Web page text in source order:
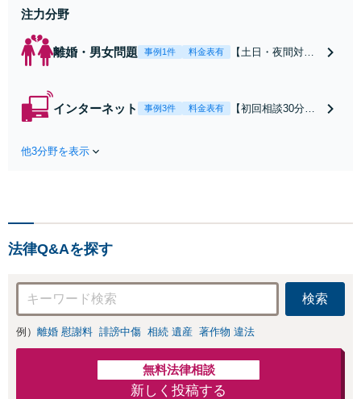
注力分野
離婚・男女問題 事例1件 料金表有
【土日・夜間対応
れたら、サインす
インターネット 事例3件 料金表有
【初回相談30分無
お店の風評被害対
応可：開示請求の
意見照会が来たと
きの対処法、被害
者との示談交渉
他3分野を表示
法律Q&Aを探す
検索
例） 離婚 慰謝料 誹謗中傷 相続 遺産 著作物 違法
無料法律相談
新しく投稿する